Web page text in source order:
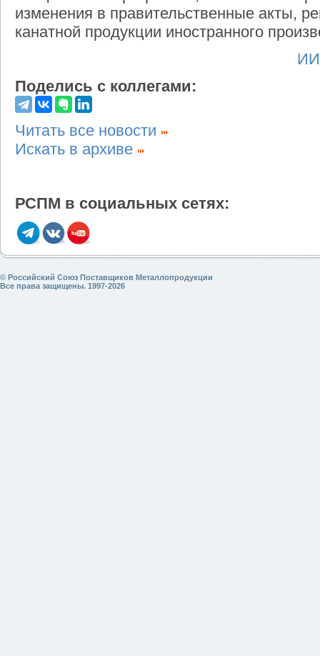
изменения в правительственные акты,
канатной продукции иностранного
Поделись с коллегами:
Читать все новости
Искать в архиве
РСПМ в социальных сетях:
© Российский Союз Поставщиков Металлопродукции
Все права защищены. 1997-2026